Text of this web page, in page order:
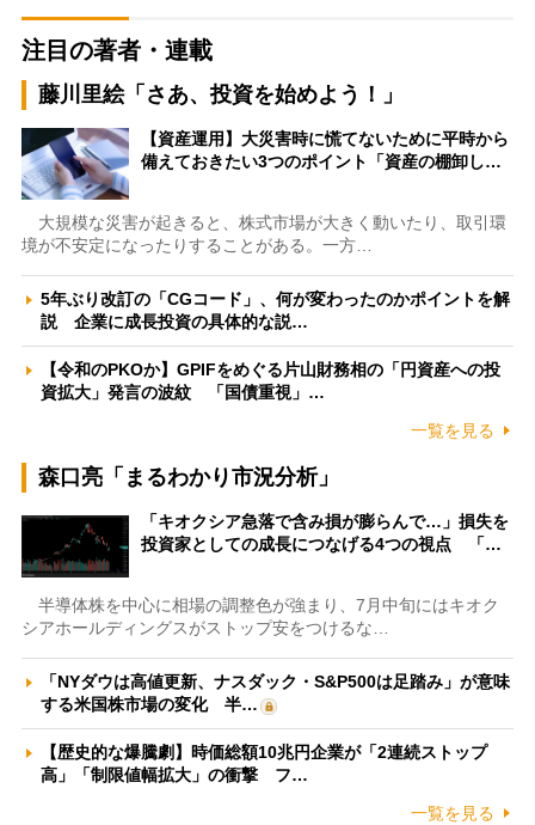
注目の著者・連載
藤川里絵「さあ、投資を始めよう！」
【資産運用】大災害時に慌てないために平時から
備えておきたい3つのポイント「資産の棚卸し…
大規模な災害が起きると、株式市場が大きく動いたり、取引環
境が不安定になったりすることがある。一方…
5年ぶり改訂の「CGコード」、何が変わったのかポイントを解
説 企業に成長投資の具体的な説…
【令和のPKOか】GPIFをめぐる片山財務相の「円資産への投
資拡大」発言の波紋 「国債重視」…
一覧を見る
森口亮「まるわかり市況分析」
「キオクシア急落で含み損が膨らんで…」損失を
投資家としての成長につなげる4つの視点 「…
半導体株を中心に相場の調整色が強まり、7月中旬にはキオク
シアホールディングスがストップ安をつけるな…
「NYダウは高値更新、ナスダック・S&P500は足踏み」が意味
する米国株市場の変化 半…
【歴史的な爆騰劇】時価総額10兆円企業が「2連続ストップ
高」「制限値幅拡大」の衝撃 フ…
一覧を見る